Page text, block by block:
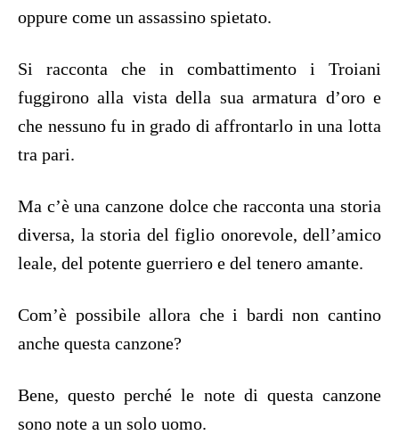
oppure come un assassino spietato.
Si racconta che in combattimento i Troiani
fuggirono alla vista della sua armatura d’oro e
che nessuno fu in grado di affrontarlo in una lotta
tra pari.
Ma c’è una canzone dolce che racconta una storia
diversa, la storia del figlio onorevole, dell’amico
leale, del potente guerriero e del tenero amante.
Com’è possibile allora che i bardi non cantino
anche questa canzone?
Bene, questo perché le note di questa canzone
sono note a un solo uomo.